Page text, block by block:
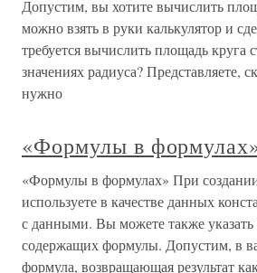
Допустим, вы хотите вычислить
можно взять в руки калькулятор и
требуется вычислить площадь круга
значениях радиуса? Представляете,
нужно
«Формулы в
«Формулы в формулах» При
используете в качестве данных
с данными. Вы можете также указать
содержащих формулы. Допустим, в
формула, возвращающая результат